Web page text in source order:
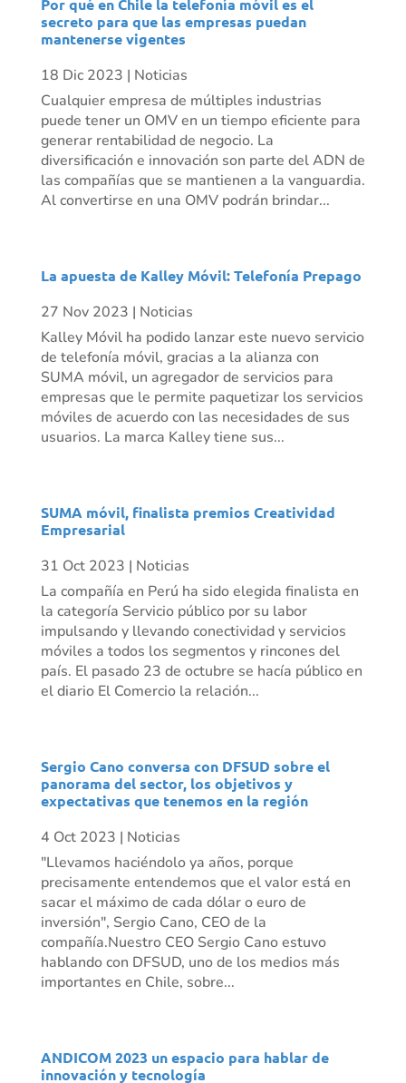
Por qué en Chile la telefonía móvil es el
secreto para que las empresas puedan
mantenerse vigentes
18 Dic 2023 | Noticias
Cualquier empresa de múltiples industrias
puede tener un OMV en un tiempo eficiente para
generar rentabilidad de negocio. La
diversificación e innovación son parte del ADN de
las compañías que se mantienen a la vanguardia.
Al convertirse en una OMV podrán brindar...
La apuesta de Kalley Móvil: Telefonía Prepago
27 Nov 2023 | Noticias
Kalley Móvil ha podido lanzar este nuevo servicio
de telefonía móvil, gracias a la alianza con
SUMA móvil, un agregador de servicios para
empresas que le permite paquetizar los servicios
móviles de acuerdo con las necesidades de sus
usuarios. La marca Kalley tiene sus...
SUMA móvil, finalista premios Creatividad
Empresarial
31 Oct 2023 | Noticias
La compañía en Perú ha sido elegida finalista en
la categoría Servicio público por su labor
impulsando y llevando conectividad y servicios
móviles a todos los segmentos y rincones del
país. El pasado 23 de octubre se hacía público en
el diario El Comercio la relación...
Sergio Cano conversa con DFSUD sobre el
panorama del sector, los objetivos y
expectativas que tenemos en la región
4 Oct 2023 | Noticias
"Llevamos haciéndolo ya años, porque
precisamente entendemos que el valor está en
sacar el máximo de cada dólar o euro de
inversión", Sergio Cano, CEO de la
compañía.Nuestro CEO Sergio Cano estuvo
hablando con DFSUD, uno de los medios más
importantes en Chile, sobre...
ANDICOM 2023 un espacio para hablar de
innovación y tecnología